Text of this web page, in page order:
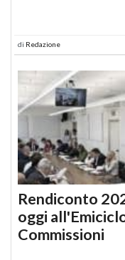
di Redazione
Rendiconto
oggi
Commissioni